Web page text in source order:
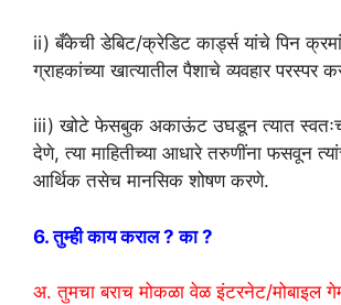
ii) बँकेची डेबिट/क्रेडिट कार्ड्स यांचे पिन
ग्राहकांच्या खात्यातील पैशाचे व्यवहार परस्पर
iii) खोटे फेसबुक अकाऊंट उघडून त्यात स्वतःची
देणे, त्या माहितीच्या आधारे तरुणींना फसवून
आर्थिक तसेच मानसिक शोषण करणे.
6. तुम्ही काय कराल ? का ?
अ. तुमचा बराच मोकळा वेळ इंटरनेट/मोबाइल